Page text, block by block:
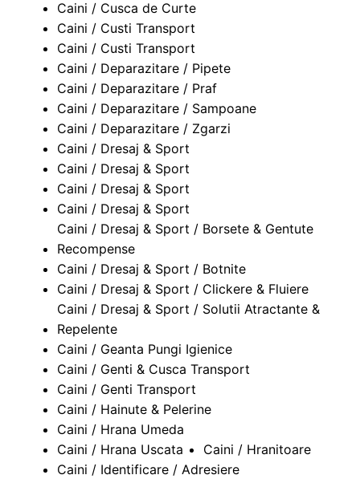
Caini / Cusca de Curte
Caini / Custi Transport
Caini / Custi Transport
Caini / Deparazitare / Pipete
Caini / Deparazitare / Praf
Caini / Deparazitare / Sampoane
Caini / Deparazitare / Zgarzi
Caini / Dresaj & Sport
Caini / Dresaj & Sport
Caini / Dresaj & Sport
Caini / Dresaj & Sport
Caini / Dresaj & Sport / Borsete & Gentute
Recompense
Caini / Dresaj & Sport / Botnite
Caini / Dresaj & Sport / Clickere & Fluiere
Caini / Dresaj & Sport / Solutii Atractante &
Repelente
Caini / Geanta Pungi Igienice
Caini / Genti & Cusca Transport
Caini / Genti Transport
Caini / Hainute & Pelerine
Caini / Hrana Umeda
Caini / Hrana Uscata
Caini / Hranitoare
Caini / Identificare / Adresiere